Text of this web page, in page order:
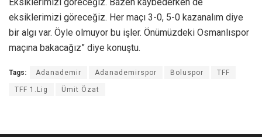
Eksiklerimizi göreceğiz. Bazen kaybederken de
eksiklerimizi göreceğiz. Her maçı 3-0, 5-0 kazanalım diye
bir algı var. Öyle olmuyor bu işler. Önümüzdeki Osmanlıspor
maçına bakacağız” diye konuştu.
Tags: Adanademir Adanademirspor Boluspor TFF
TFF 1.Lig Ümit Özat